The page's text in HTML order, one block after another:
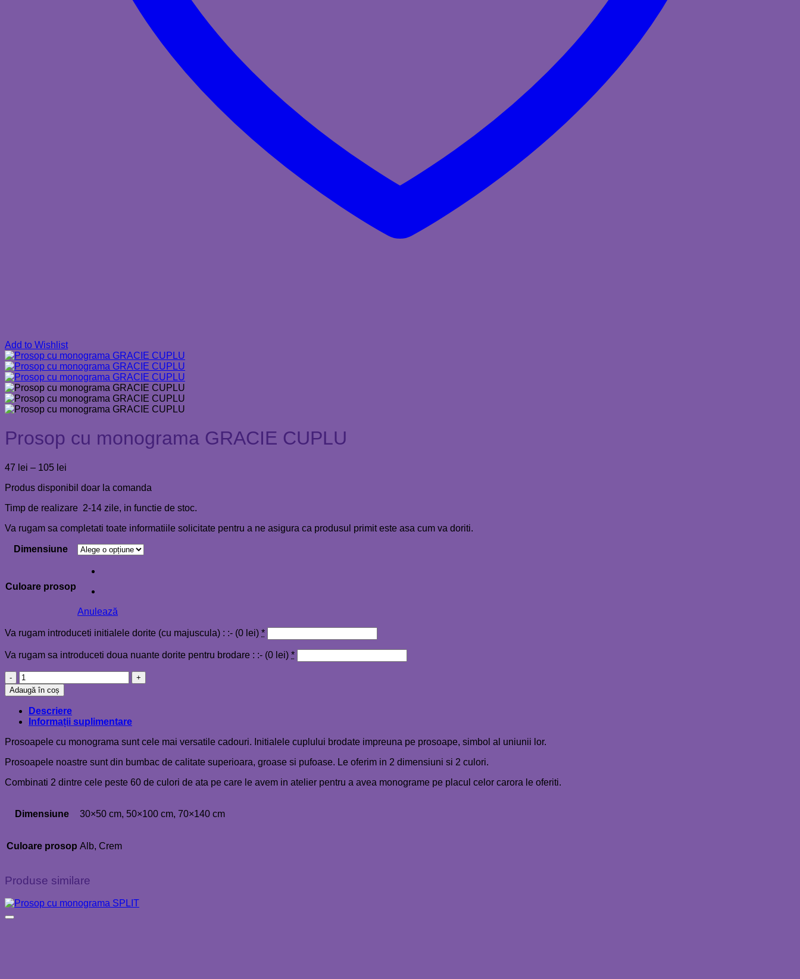
Add to Wishlist
Prosop cu monograma GRACIE CUPLU
47 lei – 105 lei
prețuri:
până
105 lei
Produs disponibil doar la comanda
Timp de realizare 2-14 zile, in functie de stoc.
Va rugam sa completati toate informatiile solicitate pentru a ne asigura ca produsul primit este asa cum va doriti.
Dimensiune
Culoare prosop
Anulează
Va rugam introduceti initialele dorite (cu majuscula) : :- (0 lei) *
Va rugam sa introduceti doua nuante dorite pentru brodare : :- (0 lei) *
Cantitate
Prosop
cu
monograma
GRACIE
CUPLU
Adaugă în coș
Descriere
Informații suplimentare
Prosoapele cu monograma sunt cele mai versatile cadouri. Initialele cuplului brodate impreuna pe prosoape, simbol al uniunii lor.
Prosoapele noastre sunt din bumbac de calitate superioara, groase si pufoase. Le oferim in 2 dimensiuni si 2 culori.
Combinati 2 dintre cele peste 60 de culori de ata pe care le avem in atelier pentru a avea monograme pe placul celor carora le oferiti.
Dimensiune 30×50 cm, 50×100 cm, 70×140 cm
Culoare prosop Alb, Crem
Produse similare